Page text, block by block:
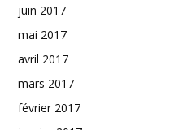
juin 2017
mai 2017
avril 2017
mars 2017
février 2017